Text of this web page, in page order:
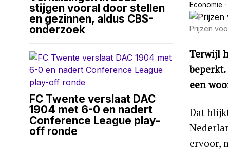
Economie
Prijzen
Terwijl
een
Dat
ervoor,
stijgen vooral door stellen
en gezinnen, aldus CBS-
onderzoek
FC Twente verslaat DAC
1904 met 6-0 en nadert
Conference League play-
off ronde